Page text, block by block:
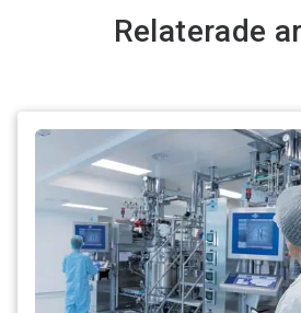
Relaterade